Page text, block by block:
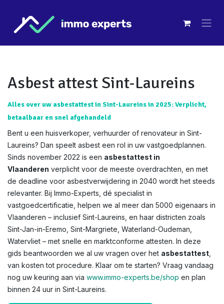
Asbest attest Sint-Laureins
Alles over uw asbestattest in Sint-Laureins in 2025: Verplicht,
betaalbaar en snel afgehandeld
Bent u een huisverkoper, verhuurder of renovateur in Sint-
Laureins? Dan speelt asbest een rol in uw vastgoedplannen.
Sinds november 2022 is een asbestattest in
Vlaanderen verplicht voor de meeste overdrachten, en met
de deadline voor asbestverwijdering in 2040 wordt het steeds
relevanter. Bij Immo-Experts, dé specialist in
vastgoedcertificatie, helpen we al meer dan 5000 eigenaars in
Vlaanderen – inclusief Sint-Laureins, en haar districten zoals
Sint-Jan-in-Eremo, Sint-Margriete, Waterland-Oudeman,
Watervliet – met snelle en marktconforme attesten. In deze
gids beantwoorden we al uw vragen over het asbestattest
van kosten tot procedure. Klaar om te starten? Vraag vandaag
nog uw keuring aan via www.immo-experts.be/shop en plan
binnen 24 uur in Sint-Laureins.